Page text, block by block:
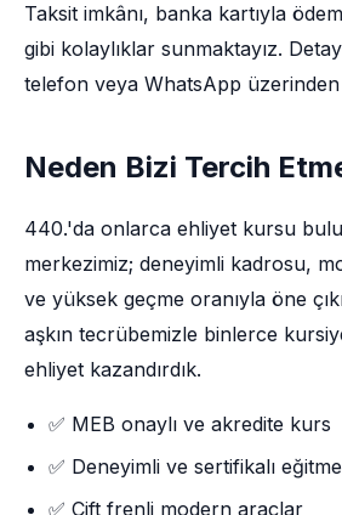
Taksit imkânı, banka kartıyla
gibi kolaylıklar sunmaktayız.
telefon veya WhatsApp
Neden Bizi Tercih
440.'da onlarca ehliyet kursu
merkezimiz; deneyimli kadrosu,
ve yüksek geçme oranıyla öne
aşkın tecrübemizle binlerce
ehliyet kazandırdık.
✅ MEB onaylı ve akredite kurs
✅ Deneyimli ve sertifikalı
✅ Çift frenli modern araçlar